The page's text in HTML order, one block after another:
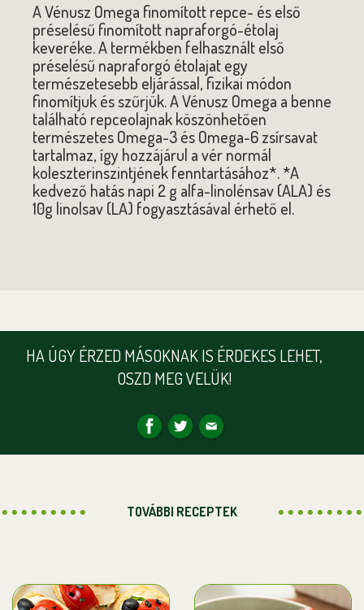
A Vénusz Omega finomított repce- és első
préselésű finomított napraforgó-étolaj
keveréke. A termékben felhasznált első
préselésű napraforgó étolajat egy
természetesebb eljárással, fizikai módon
finomítjuk és szűrjük. A Vénusz Omega a benne
található repceolajnak köszönhetően
természetes Omega-3 és Omega-6 zsírsavat
tartalmaz, így hozzájárul a vér normál
koleszterinszintjének fenntartásához*. *A
kedvező hatás napi 2 g alfa-linolénsav (ALA) és
10g linolsav (LA) fogyasztásával érhető el.
HA ÚGY ÉRZED MÁSOKNAK IS ÉRDEKES LEHET,
OSZD MEG VELÜK!
TOVÁBBI RECEPTEK